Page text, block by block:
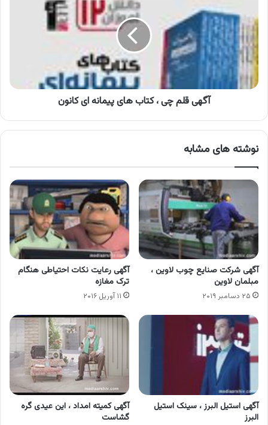
،
کتاب
های
پیمانه
ای
کانون
آگهی قلم چی ، کتاب های پیمانه ای کانون
نوشته های مشابه
آگهی شرکت صنایع چوب لاوین ،
مبلمان لاوین
۲۵ دسامبر ۲۰۱۹
آگهی رعایت نکات احتیاطی هنگام
ترک مغازه
۱۱ آوریل ۲۰۱۶
آگهی استیل البرز ، سینک استیل
البرز
آگهی کمیته امداد ، این عیدی گره
گشاست